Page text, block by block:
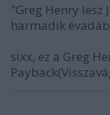
"Greg Henry lesz
harmadik
sixx, ez a Greg